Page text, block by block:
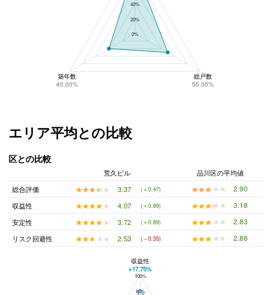
40%
20%
0%
築年数
40.00%
総戸数
50.00%
エリア平均との比較
区との比較
荒久ビル
品川区の平均値
総合評価
★★★★★
★★★★★ 3.37 (＋0.47) ★★★★★
★★★★★
2.90
収益性
★★★★★
★★★★★ 4.07 (＋0.89) ★★★★★
★★★★★
3.18
安定性
★★★★★
★★★★★ 3.72 (＋0.89) ★★★★★
★★★★★
2.83
リスク回避性
★★★★★
★★★★★ 2.53 (－0.35) ★★★★★
★★★★★ 2.88
荒久ビルと品川区の平均値の総合評価の比較
100%
80%
収益性
+17.75%